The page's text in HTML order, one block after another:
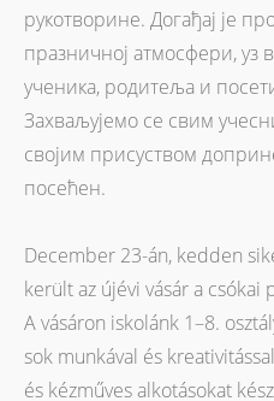
рукотворине. Догађај је
празничној атмосфери, уз
ученика, родитеља и
Захваљујемо се свим
својим присуством
посећен.
December 23-án, kedden
került az újévi vásár a csókai
A vásáron iskolánk 1–8.
sok munkával és
és kézműves alkotásokat